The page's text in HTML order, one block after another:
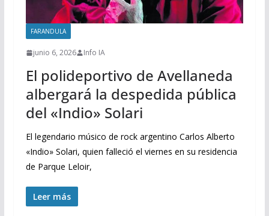
FARANDULA
junio 6, 2026 Info IA
El polideportivo de Avellaneda
albergará la despedida pública
del «Indio» Solari
El legendario músico de rock argentino Carlos Alberto
«Indio» Solari, quien falleció el viernes en su residencia
de Parque Leloir,
Leer más